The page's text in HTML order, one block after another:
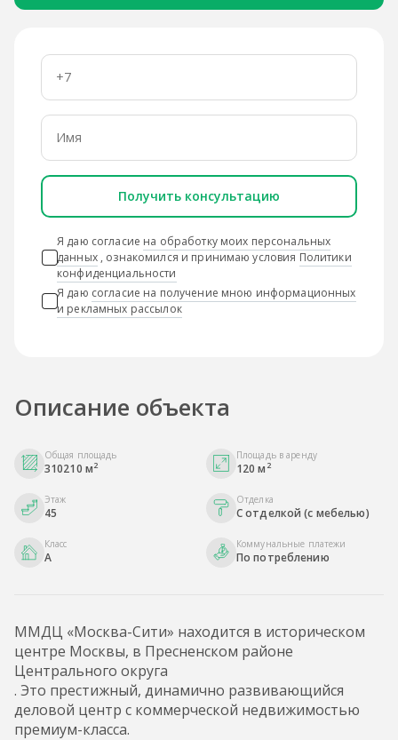
Получить консультацию
Я даю согласие на обработку моих персональных
данных, ознакомился и принимаю условия Политики
конфиденциальности
Я даю согласие на получение мною информационных
и рекламных рассылок
Описание объекта
Общая площадь
310210 м2
Площадь в аренду
120 м 2
Этаж
45
Отделка
С отделкой (с мебелью)
Класс
A
Коммунальные платежи
По потреблению
ММДЦ «Москва-Сити» находится в историческом
центре Москвы, в Пресненском районе
Центрального округа
. Это престижный, динамично развивающийся
деловой центр с коммерческой недвижимостью
премиум-класса.